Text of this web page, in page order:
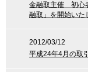
金融取主催 初心
融取」を開始いた
2012/03/12
平成24年4月の取